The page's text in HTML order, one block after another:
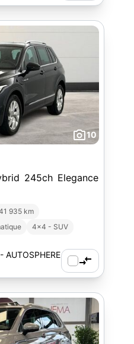
10
245ch Elegance
935 km
4x4 - SUV
AUTOSPHERE